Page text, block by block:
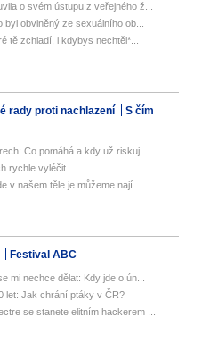
o svém ústupu z veřejného ž...
byl obviněný ze sexuálního ob...
tě zchladí, i kdybys nechtěl*...
rady proti nachlazení
S čím
Co pomáhá a kdy už riskuj...
rychle vyléčit
v našem těle je můžeme nají...
Festival ABC
mi nechce dělat: Kdy jde o ún...
let: Jak chrání ptáky v ČR?
se stanete elitním hackerem ...